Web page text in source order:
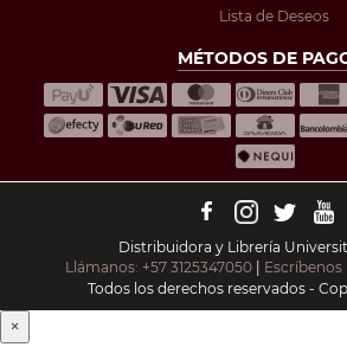
Lista de Deseos
MÉTODOS DE
Distribuidora y Librería
Llámanos: +57 3125347050 |
Todos los derechos reservados -
×